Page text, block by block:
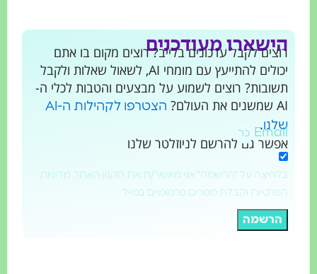
הישארו מעודכנים
רוצים לקבל עדכונים בלייב? רוצים מקום בו אתם
יכולים להתייעץ עם מומחי AI, לשאול שאלות ולקבל
תשובות? רוצים לשמוע על מבצעים והטבות לכלי ה-
הצטרפו לקהילות ה-AI
שלנו.
אפשר גם להרשם לניוזלטר שלנו
Email
בלחיצה על "הרשמה" אני מאשר/ת את תקנון האתר, מדיניות
הפרטיות וקבלת מסרים פרסומיים במייל
הרשמה